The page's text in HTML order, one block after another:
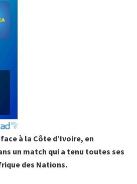
à la Côte d’Ivoire, en
un match qui a tenu toutes ses
des Nations.